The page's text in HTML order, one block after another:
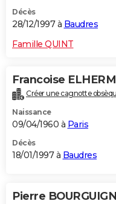
Décès
28/12/1997 à Baudres
Famille QUINT
Francoise ELHERM
Créer une cagnotte
Naissance
09/04/1960 à Paris
Décès
18/01/1997 à Baudres
Pierre